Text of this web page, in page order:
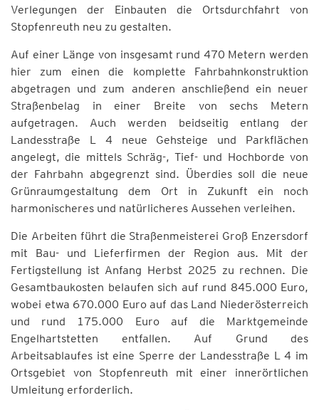
Verlegungen der Einbauten die Ortsdurchfahrt von
Stopfenreuth neu zu gestalten.
Auf einer Länge von insgesamt rund 470 Metern werden
hier zum einen die komplette Fahrbahnkonstruktion
abgetragen und zum anderen anschließend ein neuer
Straßenbelag in einer Breite von sechs Metern
aufgetragen. Auch werden beidseitig entlang der
Landesstraße L 4 neue Gehsteige und Parkflächen
angelegt, die mittels Schräg-, Tief- und Hochborde von
der Fahrbahn abgegrenzt sind. Überdies soll die neue
Grünraumgestaltung dem Ort in Zukunft ein noch
harmonischeres und natürlicheres Aussehen verleihen.
Die Arbeiten führt die Straßenmeisterei Groß Enzersdorf
mit Bau- und Lieferfirmen der Region aus. Mit der
Fertigstellung ist Anfang Herbst 2025 zu rechnen. Die
Gesamtbaukosten belaufen sich auf rund 845.000 Euro,
wobei etwa 670.000 Euro auf das Land Niederösterreich
und rund 175.000 Euro auf die Marktgemeinde
Engelhartstetten entfallen. Auf Grund des
Arbeitsablaufes ist eine Sperre der Landesstraße L 4 im
Ortsgebiet von Stopfenreuth mit einer innerörtlichen
Umleitung erforderlich.